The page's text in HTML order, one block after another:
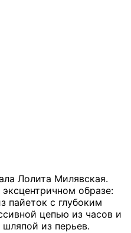
Лолита Милявская.
образе:
пайеток с глубоким
цепью из часов и
из перьев.